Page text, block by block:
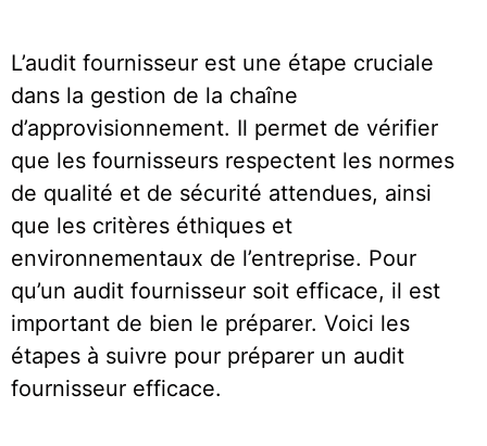
L’audit fournisseur est une étape cruciale
dans la gestion de la chaîne
d’approvisionnement. Il permet de vérifier
que les fournisseurs respectent les normes
de qualité et de sécurité attendues, ainsi
que les critères éthiques et
environnementaux de l’entreprise. Pour
qu’un audit fournisseur soit efficace, il est
important de bien le préparer. Voici les
étapes à suivre pour préparer un audit
fournisseur efficace.